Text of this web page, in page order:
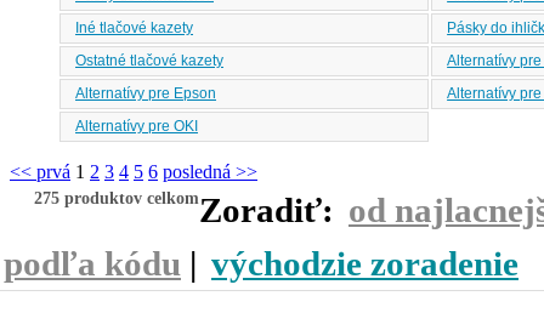
Iné tlačové kazety
Pásky do
Ostatné tlačové kazety
Alternatívy
Alternatívy pre Epson
Alternatívy
Alternatívy pre OKI
<< prvá 1 2 3 4 5 6 posledná >>
275 produktov celkomZoradiť: od
podľa kódu | východzie zoradenie